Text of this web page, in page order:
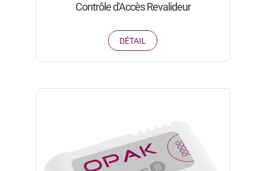
Contrôle d'Accès Revalideur
DÉTAIL